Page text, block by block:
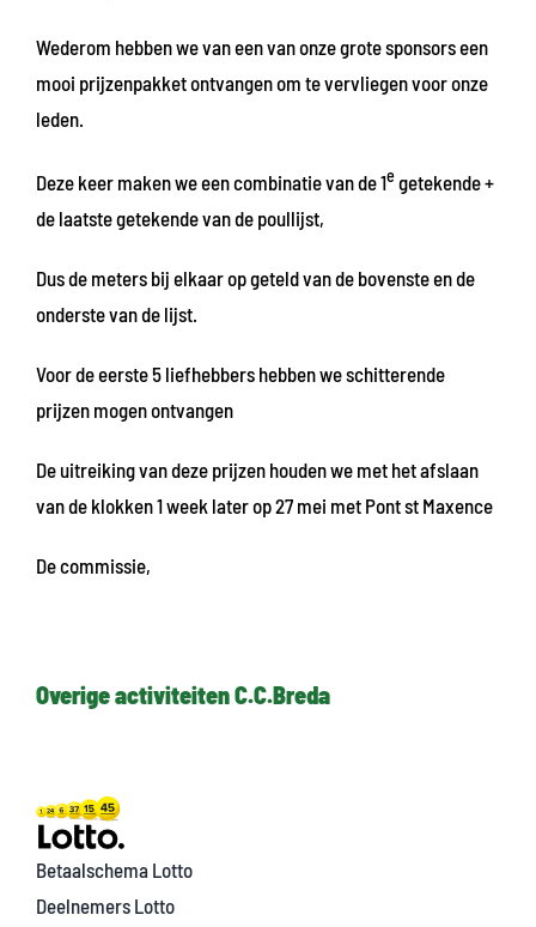
Wederom hebben we van een van onze grote sponsors een
mooi prijzenpakket ontvangen om te vervliegen voor onze
leden.
Deze keer maken we een combinatie van de 1egetekende +
de laatste getekende van de poullijst,
Dus de meters bij elkaar op geteld van de bovenste en de
onderste van de lijst.
Voor de eerste 5 liefhebbers hebben we schitterende
prijzen mogen ontvangen
De uitreiking van deze prijzen houden we met het afslaan
van de klokken 1 week later op 27 mei met Pont st Maxence
De commissie,
Overige activiteiten C.C.Breda
Betaalschema Lotto
Deelnemers Lotto